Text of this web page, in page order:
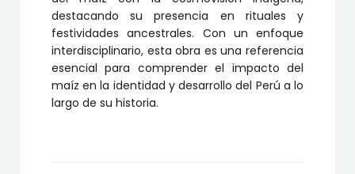
destacando su presencia en rituales y
festividades ancestrales. Con un enfoque
interdisciplinario, esta obra es una referencia
esencial para comprender el impacto del
maíz en la identidad y desarrollo del Perú a lo
largo de su historia.